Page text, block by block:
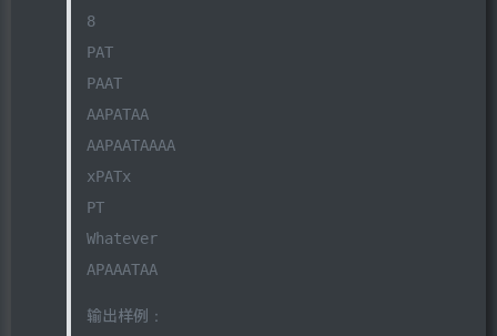
8
PAT
PAAT
AAPATAA
AAPAATAAAA
xPATx
PT
Whatever
APAAATAA
输出样例：